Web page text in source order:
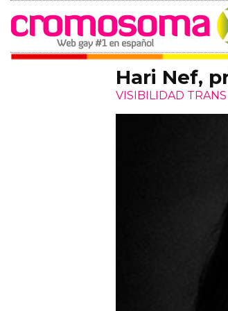
Hari Nef,
VISIBILIDAD TRANS